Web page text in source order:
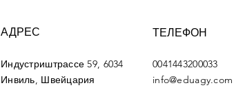
АДРЕС
Индустриштрассе 59, 6034
Инвиль, Швейцария
ТЕЛЕФОН
0041443200033
info@eduagy.com